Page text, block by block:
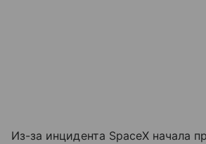
Из-за инцидента SpaceX начала